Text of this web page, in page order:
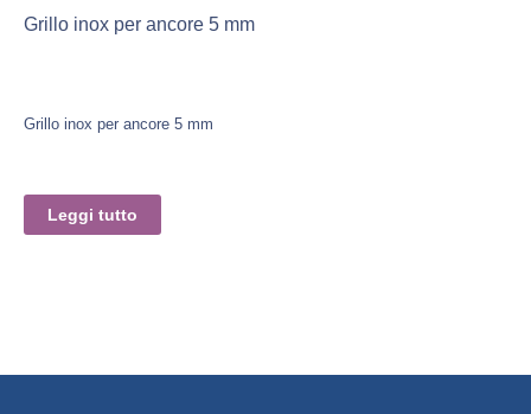
Grillo inox per ancore 5 mm
Grillo inox per ancore 5 mm
Leggi tutto